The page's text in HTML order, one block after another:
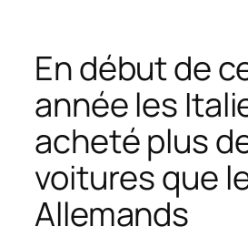
En début de
année les
acheté plus
voitures que
Allemands